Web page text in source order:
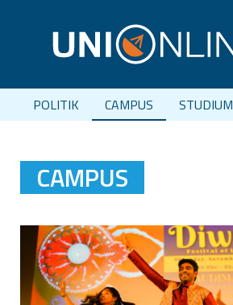
POLITIK CAMPUS STUDIUM
CAMPUS